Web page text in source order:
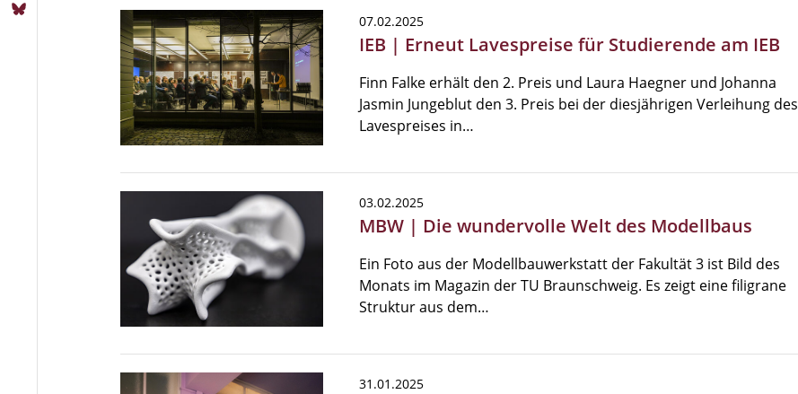
07.02.2025
IEB | Erneut Lavespreise für Studierende am IEB
Finn Falke erhält den 2. Preis und Laura Haegner und Johanna
Jasmin Jungeblut den 3. Preis bei der diesjährigen Verleihung des
Lavespreises in…
03.02.2025
MBW | Die wundervolle Welt des Modellbaus
Ein Foto aus der Modellbauwerkstatt der Fakultät 3 ist Bild des
Monats im Magazin der TU Braunschweig. Es zeigt eine filigrane
Struktur aus dem…
31.01.2025